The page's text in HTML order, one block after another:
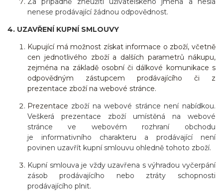
nenese prodávající žádnou odpovědnost.
4. UZAVŘENÍ KUPNÍ SMLOUVY
Kupující má možnost získat informace o zboží, včetně
cen jednotlivého zboží a dalších parametrů nákupu,
zejména na základě osobní či dálkové komunikace s
odpovědným zástupcem prodávajícího či z
prezentace zboží na webové stránce.
Prezentace zboží na webové stránce není nabídkou.
Veškerá prezentace zboží umístěná na webové
stránce ve webovém rozhraní obchodu
je informativního charakteru a prodávající není
povinen uzavřít kupní smlouvu ohledně tohoto zboží.
Kupní smlouva je vždy uzavřena s výhradou vyčerpání
zásob prodávajícího nebo ztráty schopnosti
prodávajícího plnit.